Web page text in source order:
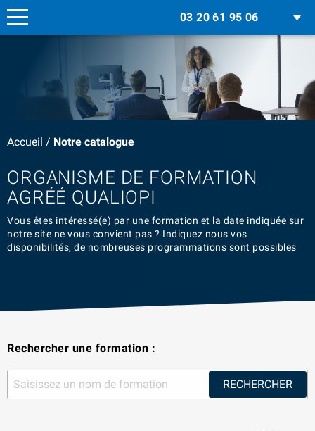
03 20 61 95 06
Accueil / Notre catalogue
ORGANISME DE FORMATION
AGRÉÉ QUALIOPI
Vous êtes intéressé(e) par une formation et la date indiquée sur
notre site ne vous convient pas ? Indiquez nous vos
disponibilités, de nombreuses programmations sont possibles
Rechercher une formation :
RECHERCHER